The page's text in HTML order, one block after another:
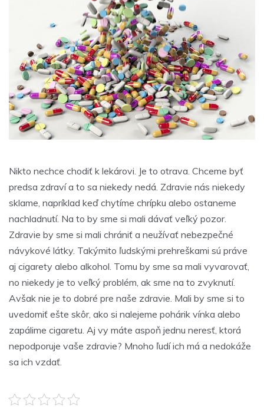
Nikto nechce chodiť k lekárovi. Je to otrava. Chceme byť
predsa zdraví a to sa niekedy nedá. Zdravie nás niekedy
sklame, napríklad keď chytíme chrípku alebo ostaneme
nachladnutí. Na to by sme si mali dávať veľký pozor.
Zdravie by sme si mali chrániť a neužívať nebezpečné
návykové látky. Takýmito ľudskými prehreškami sú práve
aj cigarety alebo alkohol. Tomu by sme sa mali vyvarovať,
no niekedy je to veľký problém, ak sme na to zvyknutí.
Avšak nie je to dobré pre naše zdravie. Mali by sme si to
uvedomiť ešte skôr, ako si nalejeme pohárik vínka alebo
zapálime cigaretu. Aj vy máte aspoň jednu neresť, ktorá
nepodporuje vaše zdravie? Mnoho ľudí ich má a nedokáže
sa ich vzdať.